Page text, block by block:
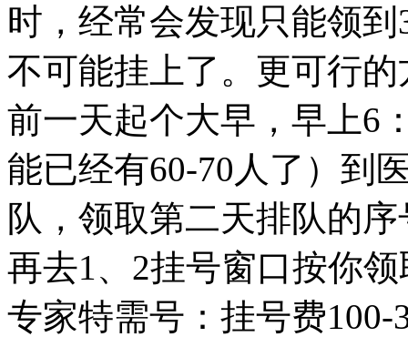
时，经常会发现只能领
不可能挂上了。更可行
前一天起个大早，早上6
能已经有60-70人了）到
队，领取第二天排队的
再去1、2挂号窗口按你
专家特需号：挂号费